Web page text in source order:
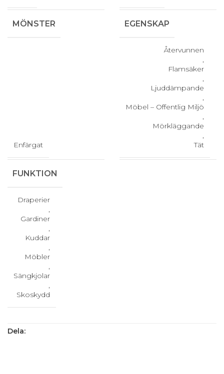
MÖNSTER
Enfärgat
EGENSKAP
Återvunnen
,
Flamsäker
,
Ljuddämpande
,
Möbel – Offentlig Miljö
,
Mörkläggande
,
Tät
FUNKTION
Draperier
,
Gardiner
,
Kuddar
,
Möbler
,
Sängkjolar
,
Skoskydd
Dela: